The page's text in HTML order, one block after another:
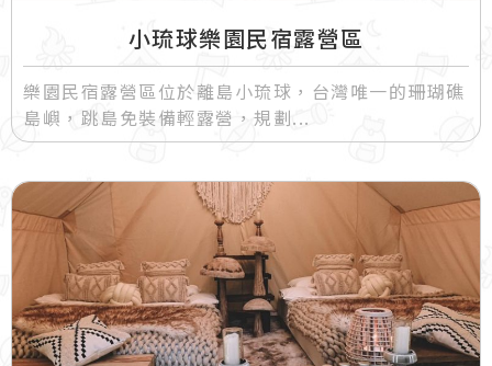
小琉球樂園民宿露營區
樂園民宿露營區位於離島小琉球，台灣唯一的珊瑚礁
島嶼，跳島免裝備輕露營，規劃